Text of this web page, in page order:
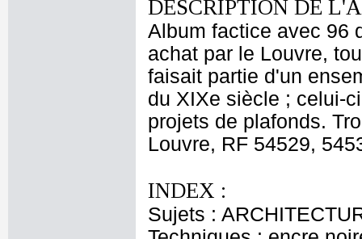
DESCRIPTION DE
Album factice avec 96
achat par le Louvre,
faisait partie d'un
du XIXe siècle ; celui-
projets de plafonds.
Louvre, RF 54529,
INDEX :
Sujets :